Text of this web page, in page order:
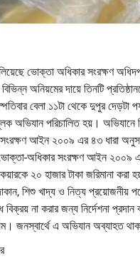
ভোক্তা অধিকার সংরক্ষণ
অনিয়মের দায়ে তিনটি
বেলা ১১টা থেকে দুপুর
অভিযান পরিচালিত হয়।
আইন ২০০৯ এর ৪৩ ধারা অনুসারে
ভোক্তা-অধিকার সংরক্ষণ আইন ২০০৯
কেয়ারকে ২০ হাজার টাকা জরিমানা
শিশু খাদ্য ও নিত্য
না করার জন্য নির্দেশনা
জনস্বার্থে এ অভিযান অব্যাহত